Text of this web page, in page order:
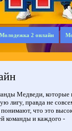
Молодежка 2 онлайн
Медведи, которые
лигу, правда не
что это
команды и каждого -